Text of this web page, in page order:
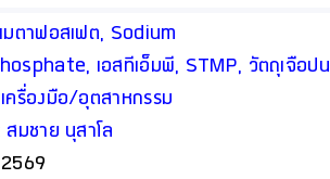
เมตาฟอสเฟต, Sodium
เอสทีเอ็มพี, STMP, วัตถุเจือปน
Additive
เครื่องมือ/อุตสาหกรรม
สมชาย นุสาโล
1 สิงหาคม 2569